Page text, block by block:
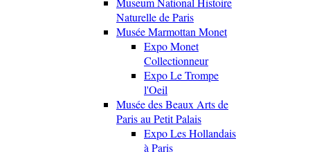
Naturelle de Paris
Musée Marmottan Monet
Expo Monet
Collectionneur
Expo Le Trompe
l'Oeil
Musée des Beaux Arts de
Paris au Petit Palais
Expo Les Hollandais
à Paris